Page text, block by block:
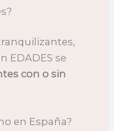
EDADES se
con o sin
en España?